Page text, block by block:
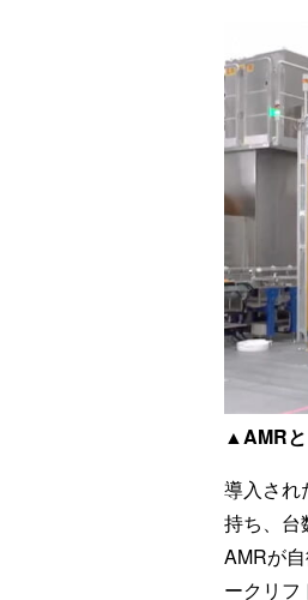
▲AMR
導入され
持ち、台
AMRが
ークリフ